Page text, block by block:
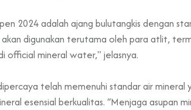
2024 adalah ajang bulutangkis dengan
digunakan terutama oleh para atlit,
official mineral water," jelasnya.
telah memenuhi standar air
esensial berkualitas. “Menjaga